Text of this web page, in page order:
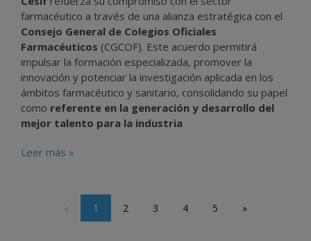
farmacéutico a través de una alianza estratégica con el
Consejo General de Colegios Oficiales
Farmacéuticos (CGCOF). Este acuerdo permitirá
impulsar la formación especializada, promover la
innovación y potenciar la investigación aplicada en los
ámbitos farmacéutico y sanitario, consolidando su papel
como referente en la generación y desarrollo del
mejor talento para la industria
Leer más »
« 1 2 3 4 5 »